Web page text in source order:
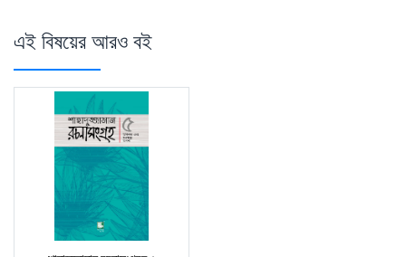
এই বিষয়ের আরও বই